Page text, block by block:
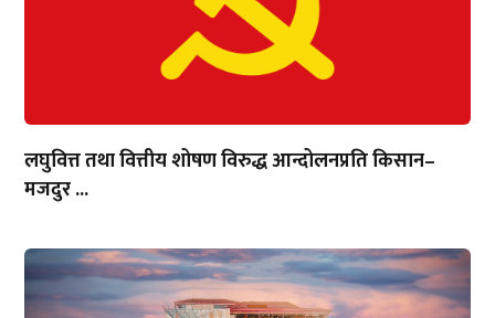
लघुवित्त तथा वित्तीय शोषण विरुद्ध आन्दोलनप्रति किसान–
मजदुर ...